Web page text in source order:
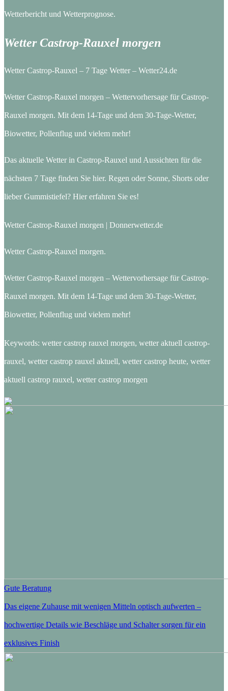
Wetterbericht und Wetterprognose.
Wetter Castrop-Rauxel morgen
Wetter Castrop-Rauxel – 7 Tage Wetter – Wetter24.de
Wetter Castrop-Rauxel morgen – Wettervorhersage für Castrop-
Rauxel morgen. Mit dem 14-Tage und dem 30-Tage-Wetter,
Biowetter, Pollenflug und vielem mehr!
Das aktuelle Wetter in Castrop-Rauxel und Aussichten für die
nächsten 7 Tage finden Sie hier. Regen oder Sonne, Shorts oder
lieber Gummistiefel? Hier erfahren Sie es!
Wetter Castrop-Rauxel morgen | Donnerwetter.de
Wetter Castrop-Rauxel morgen.
Wetter Castrop-Rauxel morgen – Wettervorhersage für Castrop-
Rauxel morgen. Mit dem 14-Tage und dem 30-Tage-Wetter,
Biowetter, Pollenflug und vielem mehr!
Keywords: wetter castrop rauxel morgen, wetter aktuell castrop-
rauxel, wetter castrop rauxel aktuell, wetter castrop heute, wetter
aktuell castrop rauxel, wetter castrop morgen
Gute Beratung
Das eigene Zuhause mit wenigen Mitteln optisch aufwerten –
hochwertige Details wie Beschläge und Schalter sorgen für ein
exklusives Finish